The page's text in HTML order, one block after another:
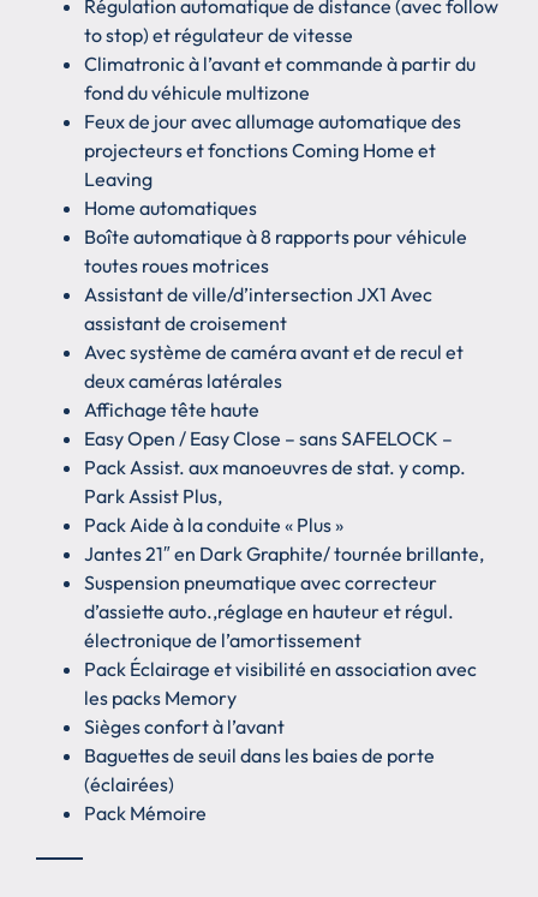
Régulation automatique de distance (avec follow
to stop) et régulateur de vitesse
Climatronic à l’avant et commande à partir du
fond du véhicule multizone
Feux de jour avec allumage automatique des
projecteurs et fonctions Coming Home et
Leaving
Home automatiques
Boîte automatique à 8 rapports pour véhicule
toutes roues motrices
Assistant de ville/d’intersection JX1 Avec
assistant de croisement
Avec système de caméra avant et de recul et
deux caméras latérales
Affichage tête haute
Easy Open / Easy Close – sans SAFELOCK –
Pack Assist. aux manoeuvres de stat. y comp.
Park Assist Plus,
Pack Aide à la conduite « Plus »
Jantes 21″ en Dark Graphite/ tournée brillante,
Suspension pneumatique avec correcteur
d’assiette auto.,réglage en hauteur et régul.
électronique de l’amortissement
Pack Éclairage et visibilité en association avec
les packs Memory
Sièges confort à l’avant
Baguettes de seuil dans les baies de porte
(éclairées)
Pack Mémoire